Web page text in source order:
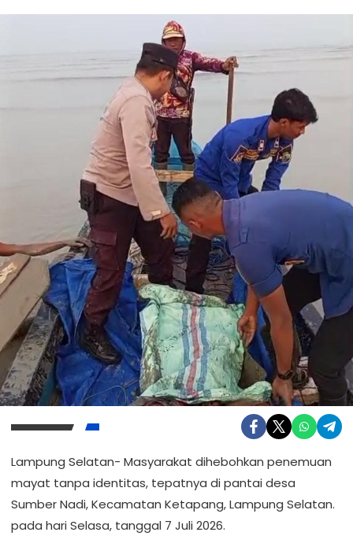
Lampung Selatan- Masyarakat dihebohkan penemuan
mayat tanpa identitas, tepatnya di pantai desa
Sumber Nadi, Kecamatan Ketapang, Lampung Selatan.
pada hari Selasa, tanggal 7 Juli 2026.